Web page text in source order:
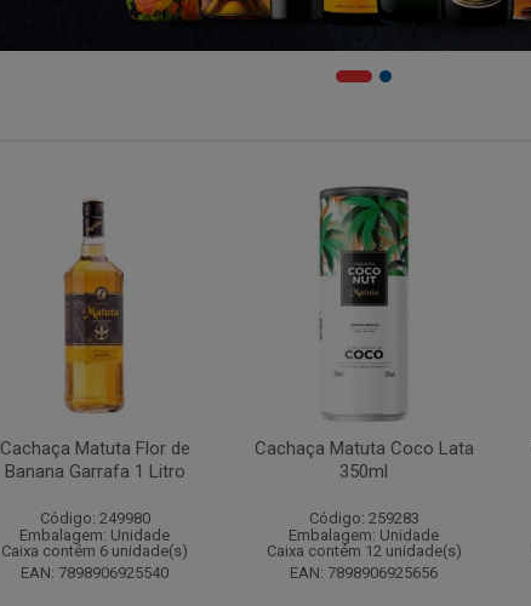
Cachaça Matuta Flor de
Banana Garrafa 1 Litro
Código: 249980
Embalagem: Unidade
Caixa contém 6 unidade(s)
EAN: 7898906925540
Cachaça Matuta Coco Lata
350ml
Código: 259283
Embalagem: Unidade
Caixa contém 12 unidade(s)
EAN: 7898906925656